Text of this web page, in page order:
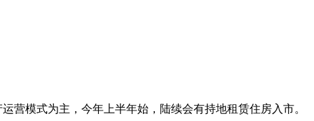
营模式为主，今年上半年始，陆续会有持地租赁住房入市。